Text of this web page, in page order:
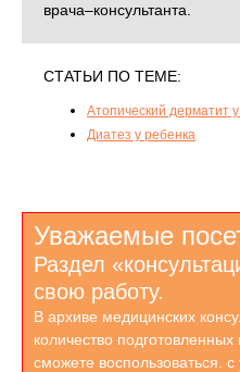
врача–консультанта.
СТАТЬИ ПО ТЕМЕ:
Атопический дерматит
Диатез у ребенка
Уважаемые
Раздел
свою работу.
В архиве медицинских
количество
сможете воспользоваться.